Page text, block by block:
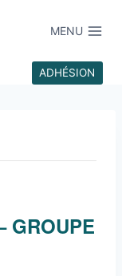
MENU
ADHÉSION
GROUPE